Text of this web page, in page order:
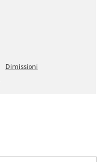
Dimissioni